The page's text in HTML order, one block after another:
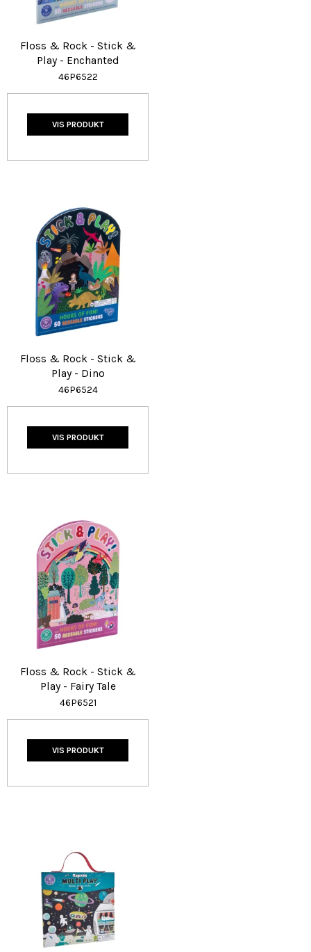
Floss & Rock - Stick &
Play - Enchanted
46P6522
VIS PRODUKT
Floss & Rock - Stick &
Play - Dino
46P6524
VIS PRODUKT
Floss & Rock - Stick &
Play - Fairy Tale
46P6521
VIS PRODUKT